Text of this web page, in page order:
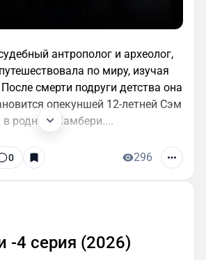
антрополог и археолог,
по миру, изучая
смерти подруги детства она
опекуншей 12-летней Сэм
в родной Шамбери....
0 296
-4 серия (2026)